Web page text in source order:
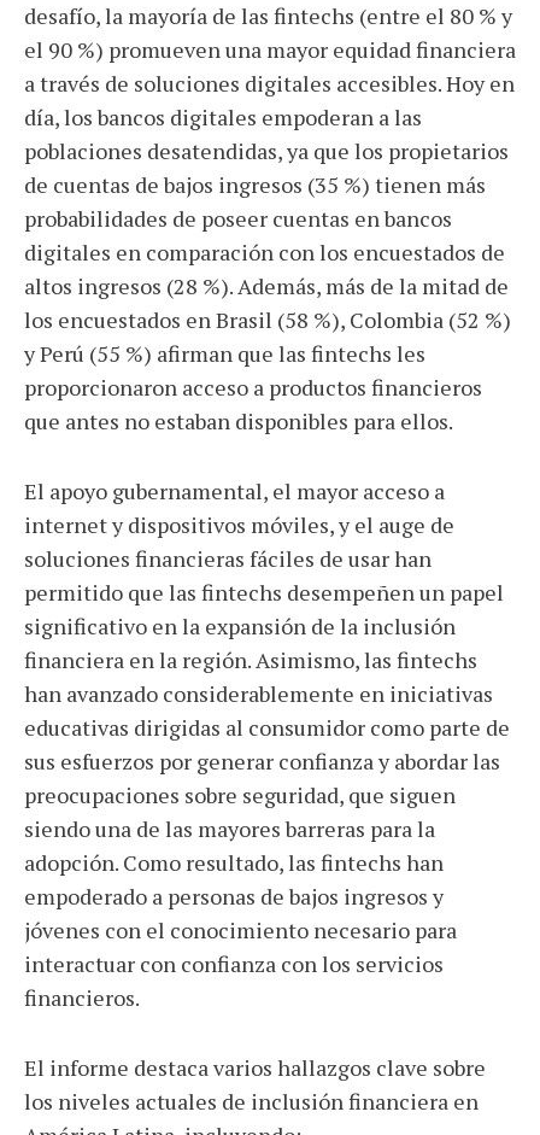
desafío, la mayoría de las fintechs (entre el 80 % y
el 90 %) promueven una mayor equidad financiera
a través de soluciones digitales accesibles. Hoy en
día, los bancos digitales empoderan a las
poblaciones desatendidas, ya que los propietarios
de cuentas de bajos ingresos (35 %) tienen más
probabilidades de poseer cuentas en bancos
digitales en comparación con los encuestados de
altos ingresos (28 %). Además, más de la mitad de
los encuestados en Brasil (58 %), Colombia (52 %)
y Perú (55 %) afirman que las fintechs les
proporcionaron acceso a productos financieros
que antes no estaban disponibles para ellos.
El apoyo gubernamental, el mayor acceso a
internet y dispositivos móviles, y el auge de
soluciones financieras fáciles de usar han
permitido que las fintechs desempeñen un papel
significativo en la expansión de la inclusión
financiera en la región. Asimismo, las fintechs
han avanzado considerablemente en iniciativas
educativas dirigidas al consumidor como parte de
sus esfuerzos por generar confianza y abordar las
preocupaciones sobre seguridad, que siguen
siendo una de las mayores barreras para la
adopción. Como resultado, las fintechs han
empoderado a personas de bajos ingresos y
jóvenes con el conocimiento necesario para
interactuar con confianza con los servicios
financieros.
El informe destaca varios hallazgos clave sobre
los niveles actuales de inclusión financiera en